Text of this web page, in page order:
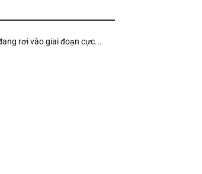
rơi vào giai đoạn cực...